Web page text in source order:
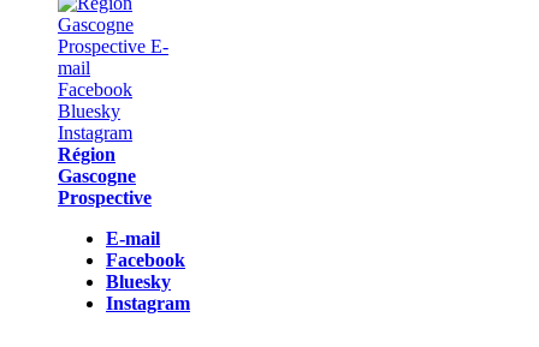
Région
Gascogne
Prospective
E-mail
Facebook
Bluesky
Instagram